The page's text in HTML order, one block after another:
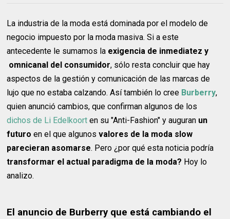
La industria de la moda está dominada por el modelo de
negocio impuesto por la moda masiva. Si a este
antecedente le sumamos la exigencia de inmediatez y
omnicanal del consumidor, sólo resta concluir que hay
aspectos de la gestión y comunicación de las marcas de
lujo que no estaba calzando. Así también lo cree Burberry,
quien anunció cambios, que confirman algunos de los
dichos de Li Edelkoort en su "Anti-Fashion" y auguran un
futuro en el que algunosvalores de la moda slow
parecieran asomarse. Pero ¿por qué esta noticia podría
transformar el actual paradigma de la moda? Hoy lo
analizo.
El anuncio de Burberry que está cambiando el